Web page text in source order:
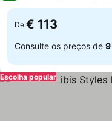
De € 113
Consulte os preços de
Escolha popular